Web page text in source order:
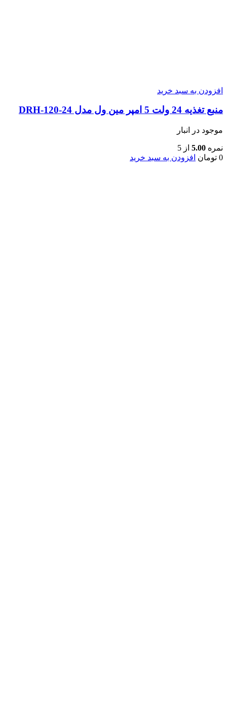
افزودن به سبد خرید
منبع تغذیه 24 ولت 5 امپر مین ول مدل DRH-120-24
موجود در انبار
نمره 5.00 از 5
0 تومان افزودن به سبد خرید